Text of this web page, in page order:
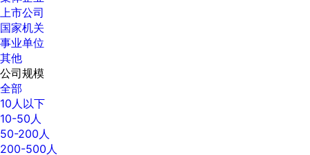
上市公司
国家机关
事业单位
其他
公司规模
全部
10人以下
10-50人
50-200人
200-500人